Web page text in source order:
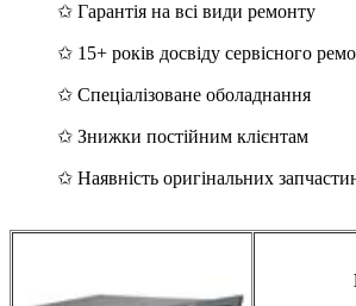
✩ Гарантія на всі види ремонту
✩ 15+ років досвіду сервісного
✩ Спеціалізоване оболаднання
✩ Знижки постійним клієнтам
✩ Наявність оригінальних